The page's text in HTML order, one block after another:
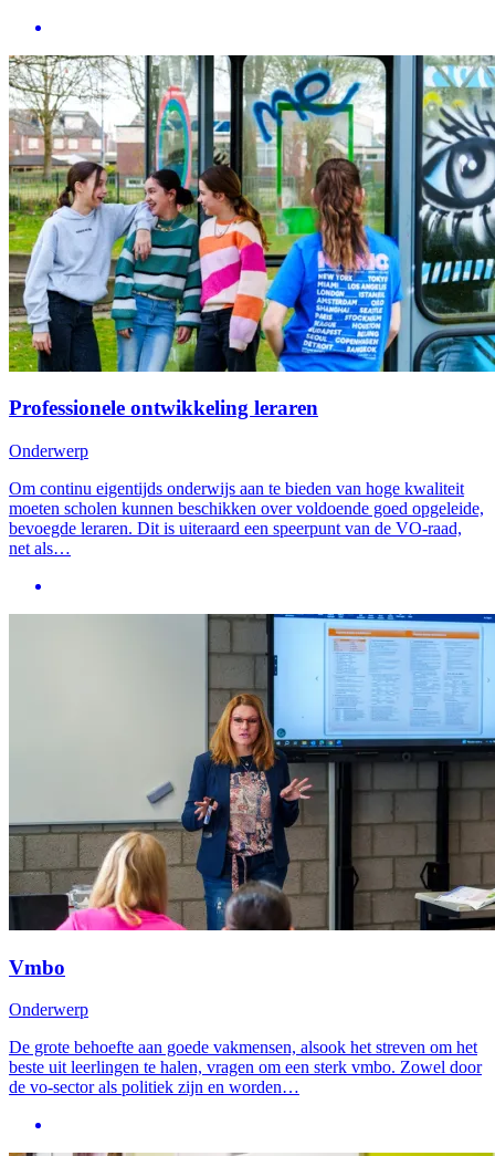
Professionele ontwikkeling leraren
Onderwerp
Om continu eigentijds onderwijs aan te bieden van hoge kwaliteit
moeten scholen kunnen beschikken over voldoende goed opgeleide,
bevoegde leraren. Dit is uiteraard een speerpunt van de VO-raad,
net als…
Vmbo
Onderwerp
De grote behoefte aan goede vakmensen, alsook het streven om het
beste uit leerlingen te halen, vragen om een sterk vmbo. Zowel door
de vo-sector als politiek zijn en worden…